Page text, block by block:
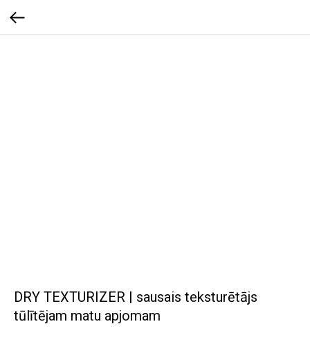
DRY TEXTURIZER | sausais teksturētājs
tūlītējam matu apjomam